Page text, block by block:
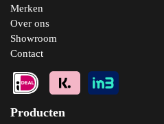
Bekijk product
Merken
Over ons
Showroom
Contact
Producten